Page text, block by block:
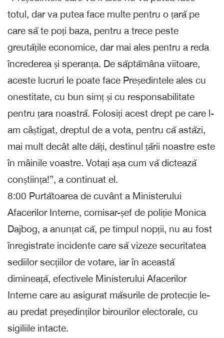
totul, dar va putea face multe pentru o țară pe
care să te poți baza, pentru a trece peste
greutățile economice, dar mai ales pentru a reda
încrederea și speranța. De săptămâna viitoare,
aceste lucruri le poate face Președintele ales cu
onestitate, cu bun simț și cu responsabilitate
pentru țara noastră. Folosiți acest drept pe care l-
am câștigat, dreptul de a vota, pentru că astăzi,
mai mult decât alte dăți, destinul țării noastre este
în mâinile voastre. Votați așa cum vă dictează
conștiința!”, a continuat el.
8:00 Purtătoarea de cuvânt a Ministerului
Afacerilor Interne, comisar-șef de poliție Monica
Dajbog, a anunțat că, pe timpul nopții, nu au fost
înregistrate incidente care să vizeze securitatea
sediilor secțiilor de votare, iar în această
dimineață, efectivele Ministerului Afacerilor
Interne care au asigurat măsurile de protecție le-
au predat președinților birourilor electorale, cu
sigiliile intacte.